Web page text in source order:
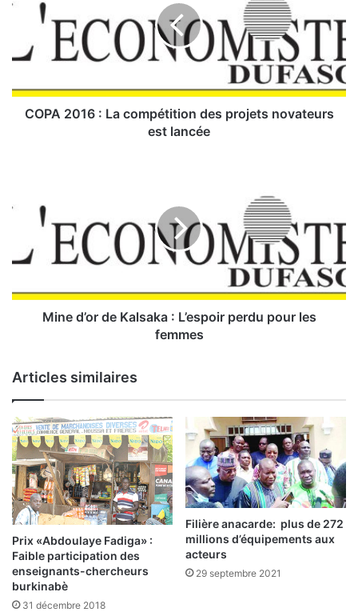
1
:
p
i
i
s
p
r
o
j
e
t
s
n
v
a
t
e
COPA 2016 : La compétition des projets novateurs
est lancée
o
d
s
a
k
a
:
L
’
e
s
p
o
i
r
Mine d’or de Kalsaka : L’espoir perdu pour les
femmes
Articles similaires
Prix «Abdoulaye Fadiga» :
Faible participation des
enseignants-chercheurs
burkinabè
31 décembre 2018
Filière anacarde: plus de 272
millions d’équipements aux
acteurs
29 septembre 2021